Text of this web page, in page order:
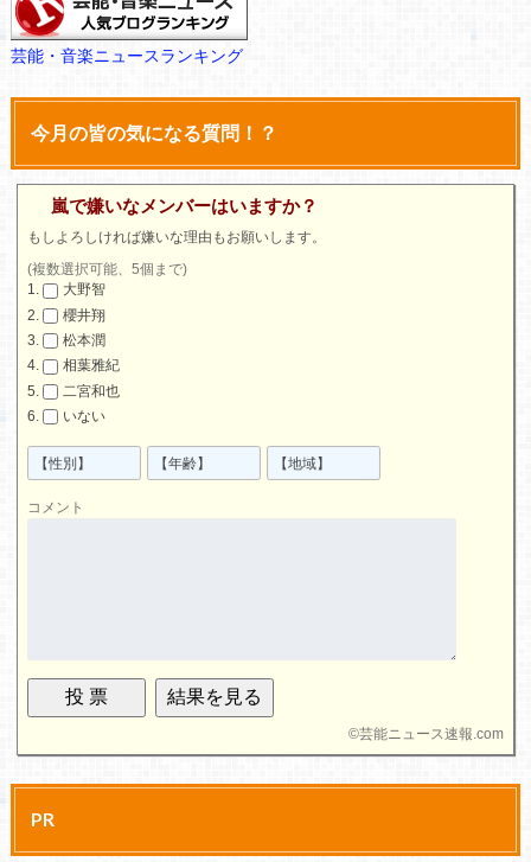
芸能・音楽ニュースランキング
今月の皆の気になる質問！？
嵐で嫌いなメンバーはいますか？
もしよろしければ嫌いな理由もお願いします。
(複数選択可能、5個まで)
大野智
櫻井翔
松本潤
相葉雅紀
二宮和也
いない
コメント
©芸能ニュース速報.com
PR